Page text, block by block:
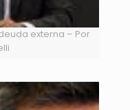
externa – Por